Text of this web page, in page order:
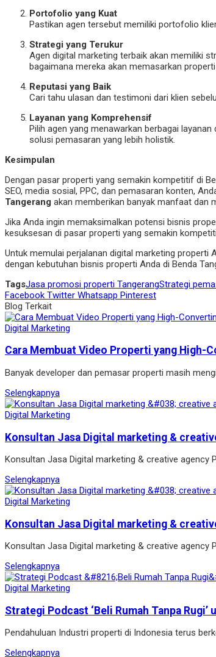
Portofolio yang Kuat
Pastikan agen tersebut memiliki portofolio
Strategi yang Terukur
Agen digital marketing terbaik akan memiliki
bagaimana mereka akan memasarkan
Reputasi yang Baik
Cari tahu ulasan dan testimoni dari klien
Layanan yang Komprehensif
Pilih agen yang menawarkan berbagai
solusi pemasaran yang lebih holistik.
Kesimpulan
Dengan pasar properti yang semakin kompetitif di
SEO, media sosial, PPC, dan pemasaran konten,
Tangerang akan memberikan banyak manfaat dan
Jika Anda ingin memaksimalkan potensi bisnis
kesuksesan di pasar properti yang semakin
Untuk memulai perjalanan digital marketing properti
dengan kebutuhan bisnis properti Anda di Benda
TagsJasa promosi properti TangerangStrategi
Facebook Twitter Whatsapp Pinterest
Blog Terkait
Digital Marketing
Cara Membuat Video Properti yang High-
Banyak developer dan pemasar properti masih
Selengkapnya
Digital Marketing
Konsultan Jasa Digital marketing &
Konsultan Jasa Digital marketing & creative agency
Selengkapnya
Digital Marketing
Konsultan Jasa Digital marketing &
Konsultan Jasa Digital marketing & creative agency
Selengkapnya
Digital Marketing
Strategi Podcast ‘Beli Rumah Tanpa
Pendahuluan Industri properti di Indonesia terus
Selengkapnya